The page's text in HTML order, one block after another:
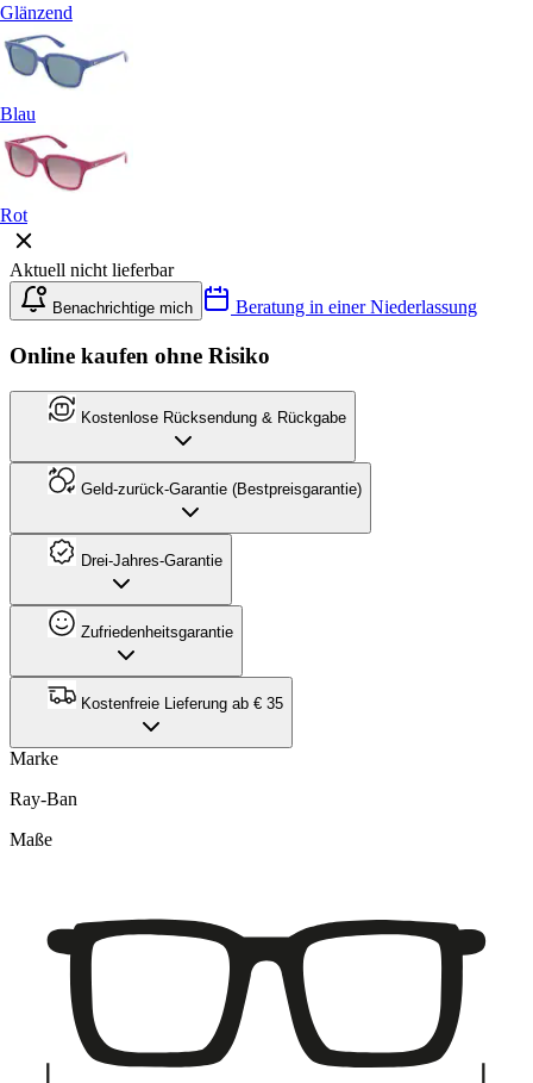
Glänzend
Blau
Rot
Aktuell nicht lieferbar
Benachrichtige mich Beratung in einer Niederlassung
Online kaufen ohne Risiko
Kostenlose Rücksendung & Rückgabe
Geld-zurück-Garantie (Bestpreisgarantie)
Drei-Jahres-Garantie
Zufriedenheitsgarantie
Kostenfreie Lieferung ab € 35
Marke
Ray-Ban
Maße